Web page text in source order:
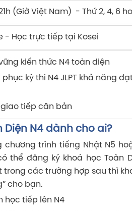
(Giờ Việt Nam) - Thứ 2, 4, 6
- Học trực tiếp tại Kosei
kiến thức N4 toàn diện
phục kỳ thi N4 JLPT khả năng
giao tiếp căn bản
Diện N4 dành cho ai?
trình tiếng Nhật N5
thể đăng ký khoá học Toàn
các trường hợp sau thì
cho bạn.
học tiếp lên N4